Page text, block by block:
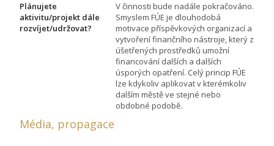
Plánujete
aktivitu/projekt dále
rozvíjet/udržovat?
V činnosti bude nadále pokračováno.
Smyslem FÚE je dlouhodobá
motivace příspěvkových organizací a
vytvoření finančního nástroje, který z
úšetřených prostředků umožní
financování dalších a dalších
úsporých opatření. Celý princip FÚE
lze kdykoliv aplikovat v kterémkoliv
dalším městě ve stejné nebo
obdobné podobě.
Média, propagace